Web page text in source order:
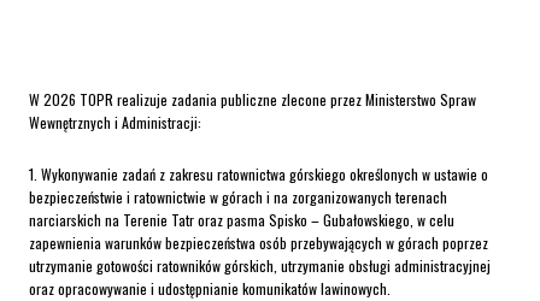
W 2026 TOPR realizuje zadania publiczne zlecone przez Ministerstwo Spraw
Wewnętrznych i Administracji:
1. Wykonywanie zadań z zakresu ratownictwa górskiego określonych w ustawie o
bezpieczeństwie i ratownictwie w górach i na zorganizowanych terenach
narciarskich na Terenie Tatr oraz pasma Spisko – Gubałowskiego, w celu
zapewnienia warunków bezpieczeństwa osób przebywających w górach poprzez
utrzymanie gotowości ratowników górskich, utrzymanie obsługi administracyjnej
oraz opracowywanie i udostępnianie komunikatów lawinowych.